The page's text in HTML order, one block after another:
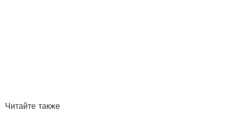
Читайте также